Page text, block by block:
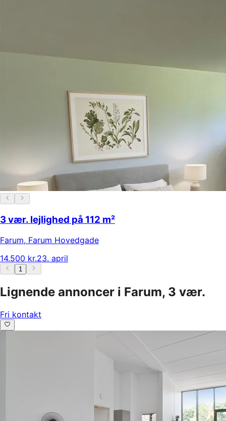
3 vær. lejlighed på 112 m²
Farum, Farum Hovedgade
14.500 kr.23. april
1
Lignende annoncer i Farum, 3 vær.
Fri kontakt